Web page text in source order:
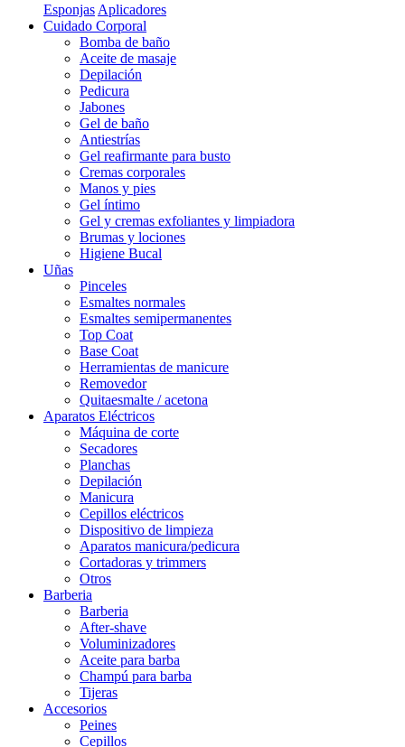
Esponjas Aplicadores
Cuidado Corporal
Bomba de baño
Aceite de masaje
Depilación
Pedicura
Jabones
Gel de baño
Antiestrías
Gel reafirmante para busto
Cremas corporales
Manos y pies
Gel íntimo
Gel y cremas exfoliantes y limpiadora
Brumas y lociones
Higiene Bucal
Uñas
Pinceles
Esmaltes normales
Esmaltes semipermanentes
Top Coat
Base Coat
Herramientas de manicure
Removedor
Quitaesmalte / acetona
Aparatos Eléctricos
Máquina de corte
Secadores
Planchas
Depilación
Manicura
Cepillos eléctricos
Dispositivo de limpieza
Aparatos manicura/pedicura
Cortadoras y trimmers
Otros
Barberia
Barberia
After-shave
Voluminizadores
Aceite para barba
Champú para barba
Tijeras
Accesorios
Peines
Cepillos